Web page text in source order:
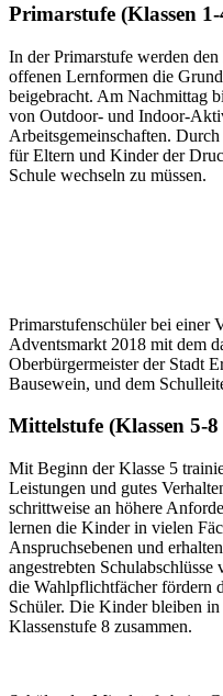
Primarstufe (Klassen
In der Primarstufe werden
offenen Lernformen die
beigebracht. Am Nachmittag
von Outdoor- und Indoor-
Arbeitsgemeinschaften.
für Eltern und Kinder der
Schule wechseln zu müssen.
Primarstufenschüler bei einer
Adventsmarkt 2018 mit dem
Oberbürgermeister der Stadt
Bausewein, und dem
Mittelstufe (Klassen 5-
Mit Beginn der Klasse 5
Leistungen und gutes
schrittweise an höhere
lernen die Kinder in vielen
Anspruchsebenen und
angestrebten
die Wahlpflichtfächer fördern
Schüler. Die Kinder bleiben
Klassenstufe 8 zusammen.